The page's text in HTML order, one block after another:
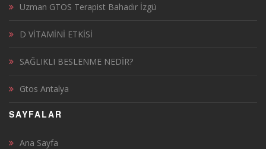
Uzman GTOS Terapist Bahadır İzgü
D VİTAMİNİ ETKİSİ
SAĞLIKLI BESLENME NEDİR?
Gtos Antalya
SAYFALAR
Ana Sayfa